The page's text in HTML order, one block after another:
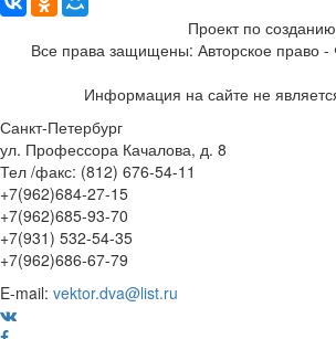
Проект по
Все права защищены: Авторское право -
Информация на сайте не
Санкт-Петербург
ул. Профессора Качалова, д. 8
Тел /факс: (812) 676-54-11
+7(962)684-27-15
+7(962)685-93-70
+7(931) 532-54-35
+7(962)686-67-79
E-mail: vektor.dva@list.ru